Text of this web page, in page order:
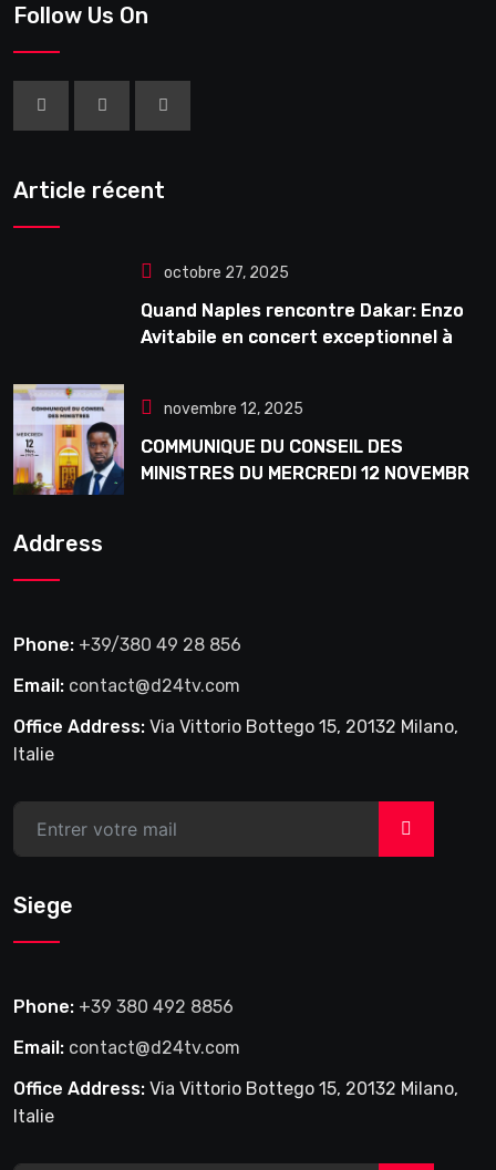
Follow Us On
Article récent
octobre 27, 2025
Quand Naples rencontre Dakar: Enzo
Avitabile en concert exceptionnel à
novembre 12, 2025
COMMUNIQUE DU CONSEIL DES
MINISTRES DU MERCREDI 12 NOVEMBRE
Address
Phone: +39/380 49 28 856
Email: contact@d24tv.com
Office Address: Via Vittorio Bottego 15, 20132 Milano,
Italie
>
Siege
Phone: +39 380 492 8856
Email: contact@d24tv.com
Office Address: Via Vittorio Bottego 15, 20132 Milano,
Italie